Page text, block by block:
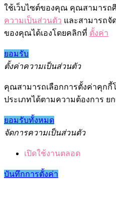
ใช้เว็บไซต์ของคุณ คุณสามารถ
ความเป็นส่วนตัว และสามารถจั
ของคุณได้เองโดยคลิกที่ ตั้งค่า
ยอมรับ
ตั้งค่าความเป็นส่วนตัว
คุณสามารถเลือกการตั้งค่าคุกกี้
ประเภทได้ตามความต้องการ ย
ยอมรับทั้งหมด
จัดการความเป็นส่วนตัว
เปิดใช้งานตลอด
บันทึกการตั้งค่า